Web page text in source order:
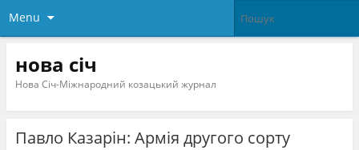
Menu
нова січ
Нова Січ-Міжнародний козацький журнал
Павло Казарін: Армія другого сорту